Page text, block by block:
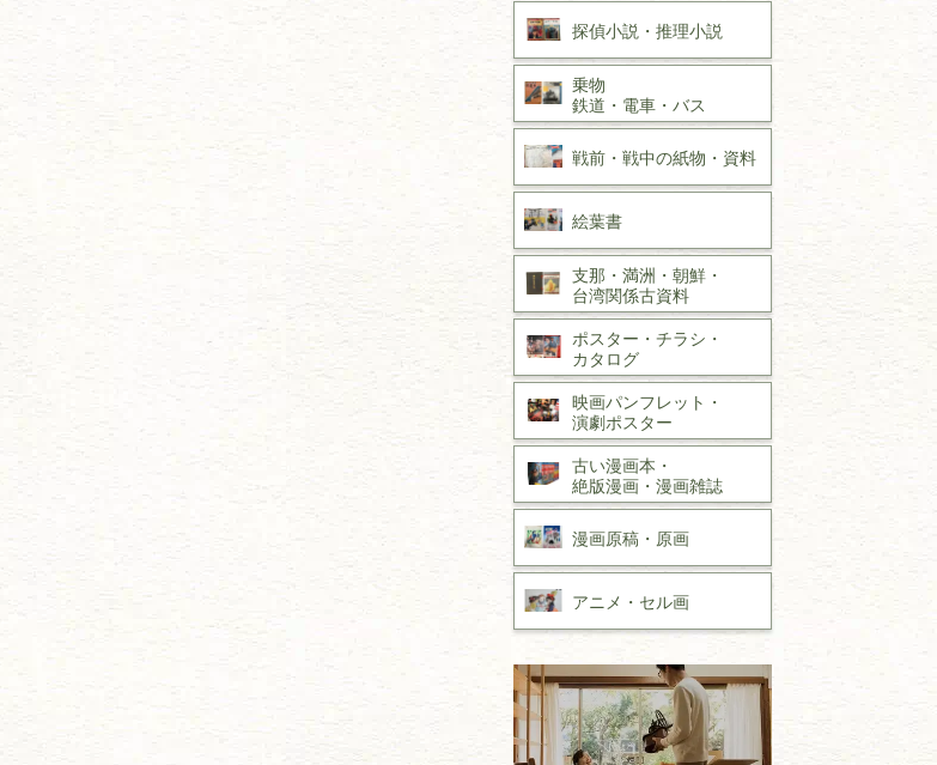
探偵小説・ 推理小説
乗物
鉄道・ 電車・ バス
戦前・戦中の紙物・資料
絵葉書
支那・満洲・朝鮮・
台湾関係古資料
ポスター・チラシ・
カタログ
映画パンフレット・
演劇ポスター
古い漫画本・
絶版漫画・漫画雑誌
漫画原稿・ 原画
アニメ・ セル画